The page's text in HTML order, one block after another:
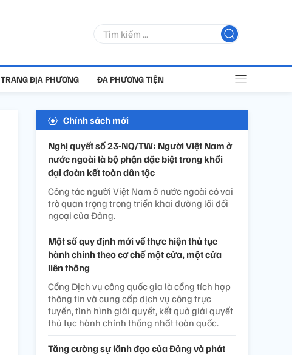
TRANG ĐỊA PHƯƠNG ĐA PHƯƠNG TIỆN
Chính sách mới
Nghị quyết số 23-NQ/TW: Người Việt Nam ở
nước ngoài là bộ phận đặc biệt trong khối
đại đoàn kết toàn dân tộc
Công tác người Việt Nam ở nước ngoài có vai
trò quan trọng trong triển khai đường lối đối
ngoại của Đảng.
Một số quy định mới về thực hiện thủ tục
hành chính theo cơ chế một cửa, một cửa
liên thông
Cổng Dịch vụ công quốc gia là cổng tích hợp
thông tin và cung cấp dịch vụ công trực
tuyến, tình hình giải quyết, kết quả giải quyết
thủ tục hành chính thống nhất toàn quốc.
Tăng cường sự lãnh đạo của Đảng và phát